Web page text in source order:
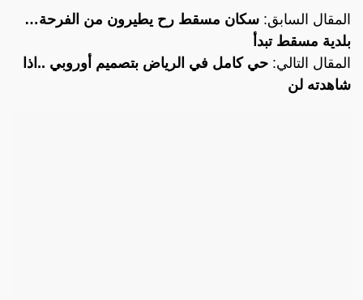
المقال السابق: سكان مسقط رح يطيرون من الفرحة…
بلدية مسقط تبدأ
المقال التالي: حي كامل في الرياض بتصميم أوروبي ..اذا
شاهدته لن